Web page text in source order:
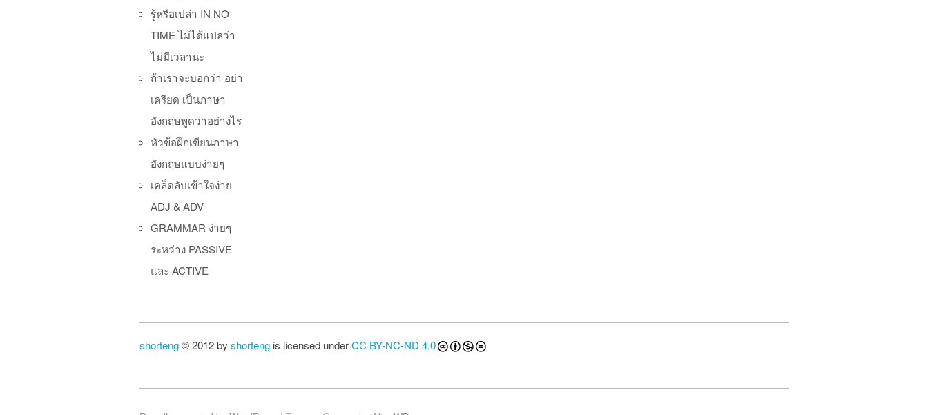
รู้หรือเปล่า IN NO
TIME ไม่ได้แปลว่า
ไม่มีเวลานะ
ถ้าเราจะบอกว่า อย่า
เครียด เป็นภาษา
อังกฤษพูดว่าอย่างไร
หัวข้อฝึกเขียนภาษา
อังกฤษแบบง่ายๆ
เคล็ดลับเข้าใจง่าย
ADJ & ADV
GRAMMAR ง่ายๆ
ระหว่าง PASSIVE
และ ACTIVE
shorteng© 2012 by shorteng is licensed underCC BY-NC-ND 4.0